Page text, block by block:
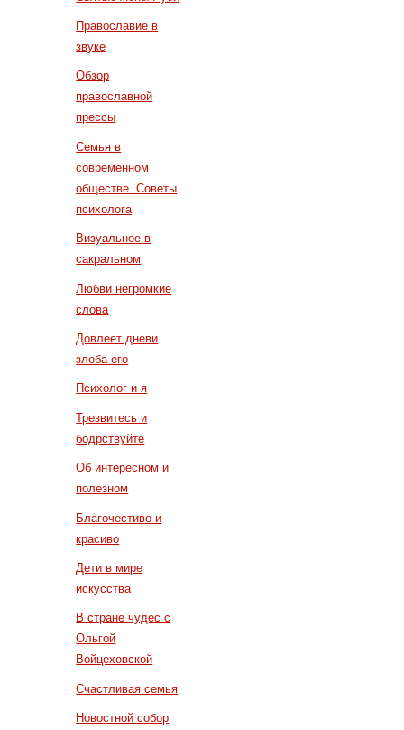
Православие в
звуке
Обзор
православной
прессы
Семья в
современном
обществе. Советы
психолога
Визуальное в
сакральном
Любви негромкие
слова
Довлеет дневи
злоба его
Психолог и я
Трезвитесь и
бодрствуйте
Об интересном и
полезном
Благочестиво и
красиво
Дети в мире
искусства
В стране чудес с
Ольгой
Войцеховской
Счастливая семья
Новостной собор